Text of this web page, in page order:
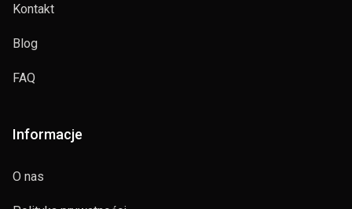
Kontakt
Blog
FAQ
Informacje
O nas